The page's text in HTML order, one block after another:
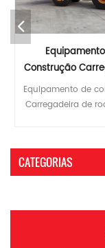
Carregador
Toneladas
Diesel
Cummins/
Carregadeira
toneladas
Potência
Características
transmissão
3.rádio, gravador
imagem de ré; 4.
com
CATEGORIAS